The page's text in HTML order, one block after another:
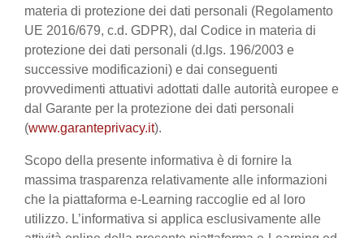
materia di protezione dei dati personali (Regolamento
UE 2016/679, c.d. GDPR), dal Codice in materia di
protezione dei dati personali (d.lgs. 196/2003 e
successive modificazioni) e dai conseguenti
provvedimenti attuativi adottati dalle autorità europee e
dal Garante per la protezione dei dati personali
(www.garanteprivacy.it).
Scopo della presente informativa è di fornire la
massima trasparenza relativamente alle informazioni
che la piattaforma e-Learning raccoglie ed al loro
utilizzo. L’informativa si applica esclusivamente alle